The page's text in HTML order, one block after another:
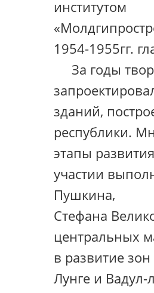
институтом
1954-1955гг.
За годы
зданий,
республики.
этапы
участии
Пушкина,
Стефана
центральных
в развитие
Лунге и Вадул-